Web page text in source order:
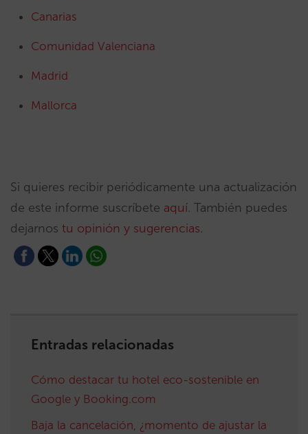
Canarias
Comunidad Valenciana
Madrid
Mallorca
Si quieres recibir periódicamente una actualización
de este informe suscríbete aquí. También puedes
dejarnos tu opinión y sugerencias.
Entradas relacionadas
Cómo destacar tu hotel eco-sostenible en
Google y Booking.com
Baja la cancelación, ¿momento de ajustar la